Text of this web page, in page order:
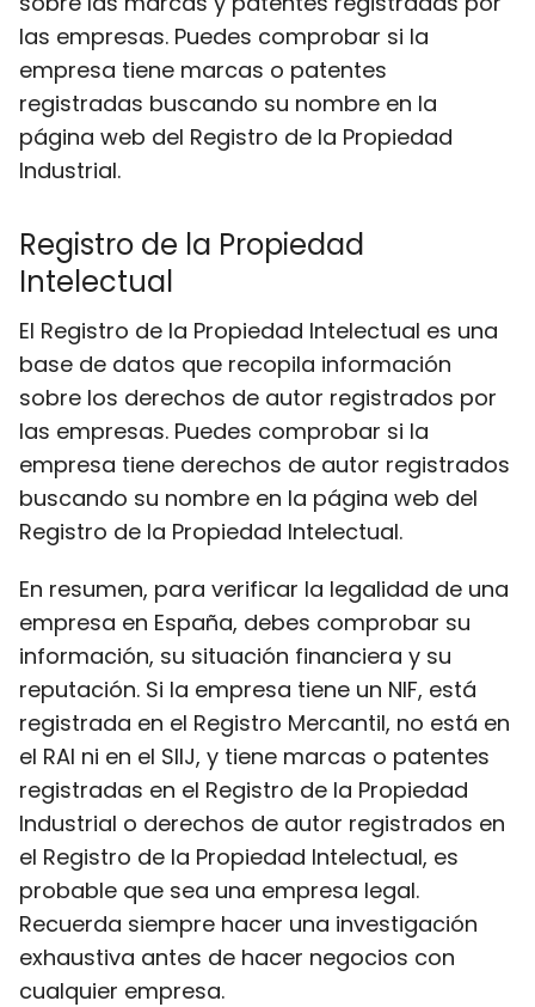
las empresas. Puedes comprobar si la
empresa tiene marcas o patentes
registradas buscando su nombre en la
página web del Registro de la Propiedad
Industrial.
Registro de la Propiedad
Intelectual
El Registro de la Propiedad Intelectual es una
base de datos que recopila información
sobre los derechos de autor registrados por
las empresas. Puedes comprobar si la
empresa tiene derechos de autor registrados
buscando su nombre en la página web del
Registro de la Propiedad Intelectual.
En resumen, para verificar la legalidad de una
empresa en España, debes comprobar su
información, su situación financiera y su
reputación. Si la empresa tiene un NIF, está
registrada en el Registro Mercantil, no está en
el RAI ni en el SIIJ, y tiene marcas o patentes
registradas en el Registro de la Propiedad
Industrial o derechos de autor registrados en
el Registro de la Propiedad Intelectual, es
probable que sea una empresa legal.
Recuerda siempre hacer una investigación
exhaustiva antes de hacer negocios con
cualquier empresa.